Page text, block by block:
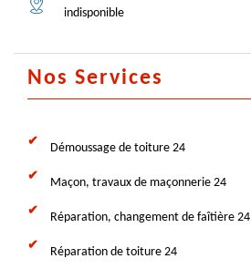
indisponible
Nos Services
Démoussage de toiture 24
Maçon, travaux de maçonnerie 24
Réparation, changement de faîtière 24
Réparation de toiture 24